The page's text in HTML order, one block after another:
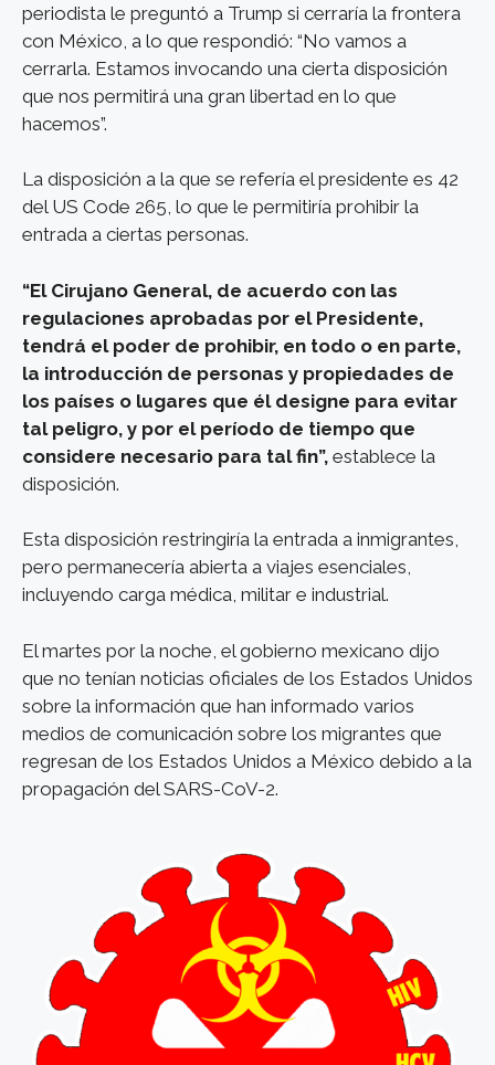
periodista le preguntó a Trump si cerraría la frontera
con México, a lo que respondió: “No vamos a
cerrarla. Estamos invocando una cierta disposición
que nos permitirá una gran libertad en lo que
hacemos”.
La disposición a la que se refería el presidente es 42
del US Code 265, lo que le permitiría prohibir la
entrada a ciertas personas.
“El Cirujano General, de acuerdo con las
regulaciones aprobadas por el Presidente,
tendrá el poder de prohibir, en todo o en parte,
la introducción de personas y propiedades de
los países o lugares que él designe para evitar
tal peligro, y por el período de tiempo que
considere necesario para tal fin”, establece la
disposición.
Esta disposición restringiría la entrada a inmigrantes,
pero permanecería abierta a viajes esenciales,
incluyendo carga médica, militar e industrial.
El martes por la noche, el gobierno mexicano dijo
que no tenían noticias oficiales de los Estados Unidos
sobre la información que han informado varios
medios de comunicación sobre los migrantes que
regresan de los Estados Unidos a México debido a la
propagación del SARS-CoV-2.